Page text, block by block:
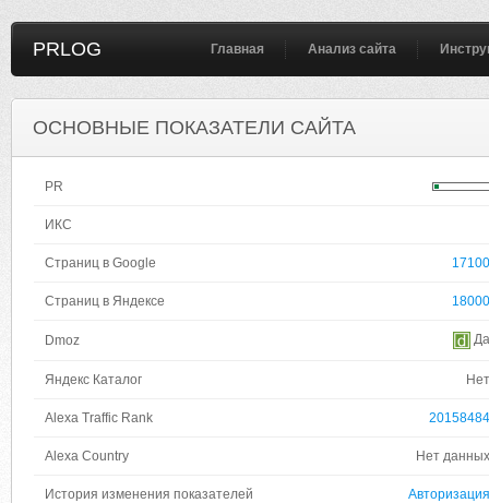
PRLOG Главная Анализ сайта
ОСНОВНЫЕ ПОКАЗАТЕЛИ САЙТА
PR
ИКС
Страниц в Google 17100
Страниц в Яндексе 18000
Dmoz Да
Яндекс Каталог Нет
Alexa Traffic Rank 20158484
Alexa Country Нет данных
История изменения показателей Авторизация